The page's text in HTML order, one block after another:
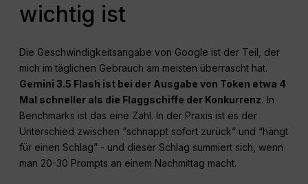
wichtig ist
Die Geschwindigkeitsangabe von Google ist der Teil, der
mich im täglichen Gebrauch am meisten überrascht hat.
Gemini 3.5 Flash ist bei der Ausgabe von Token etwa 4
Mal schneller als die Flaggschiffe der Konkurrenz. In
Benchmarks ist das eine Zahl. In der Praxis ist es der
Unterschied zwischen “schnappt sofort zurück” und “hängt
für einen Schlag” - und dieser Schlag summiert sich, wenn
man 20-30 Prompts an einem Nachmittag macht.